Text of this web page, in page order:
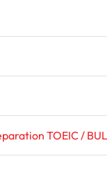
TOEIC /